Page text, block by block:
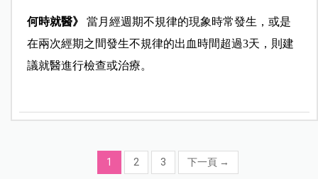
何時就醫》
當月經週期不規律的現象時常發生，或是
在兩次經期之間發生不規律的出血時間超過3天，則建
議就醫進行檢查或治療。
1 2 3 下一頁 →